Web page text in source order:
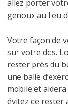
allez porter
genoux au lieu
Votre façon de
sur votre dos.
rester près du
une balle
mobile et
évitez de rester